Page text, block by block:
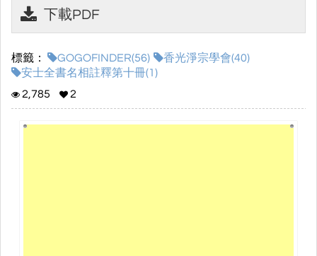
相；閱讀此書真人生一大享受，真不虛此生。閱讀此書者乃福報之
人，可喜可賀。
下載PDF
標籤： GOGOFINDER(56)
香光淨宗學會(40)
安士全書名相註釋第十冊(1)
2,785
2